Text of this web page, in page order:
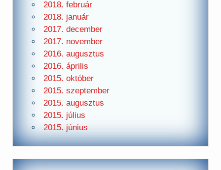
2018. február
2018. január
2017. december
2017. november
2016. augusztus
2016. április
2015. október
2015. szeptember
2015. augusztus
2015. július
2015. június